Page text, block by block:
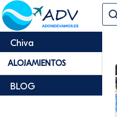
Chiva
ALOJAMIENTOS
BLOG